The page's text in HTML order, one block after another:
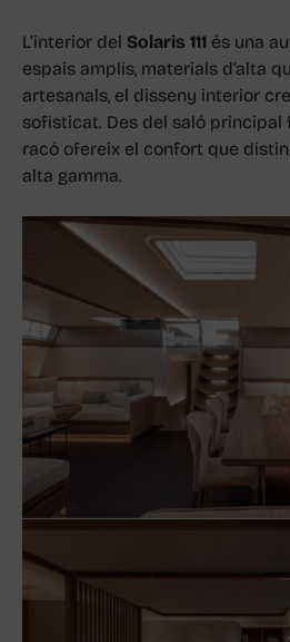
L’interior del Solaris 111 és una
espais amplis, materials d’alta
artesanals, el disseny interior
sofisticat. Des del saló principal
racó ofereix el confort que
alta gamma.